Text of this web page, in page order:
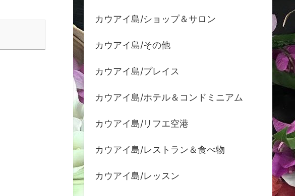
カウアイ島/ショップ＆サロン
カウアイ島/その他
カウアイ島/プレイス
カウアイ島/ホテル＆コンドミニアム
カウアイ島/リフエ空港
カウアイ島/レストラン＆食べ物
カウアイ島/レッスン